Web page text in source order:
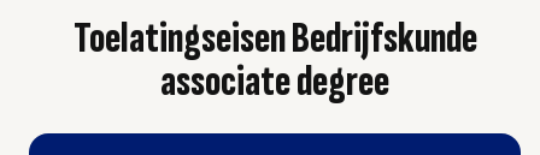
Toelatingseisen Bedrijfskunde
associate degree